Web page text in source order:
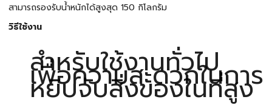
สามารถรองรับน้ำหนักได้สูงสุด 150 กิโลกรัม
วิธีใช้งาน
สำหรับใช้งานทั่วไป
เพื่อความสะดวกในการ
หยิบจับสิ่งของในที่สูง